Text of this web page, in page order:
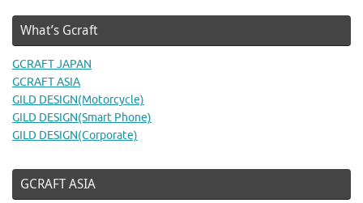
What’s Gcraft
GCRAFT JAPAN
GCRAFT ASIA
GILD DESIGN(Motorcycle)
GILD DESIGN(Smart Phone)
GILD DESIGN(Corporate)
GCRAFT ASIA